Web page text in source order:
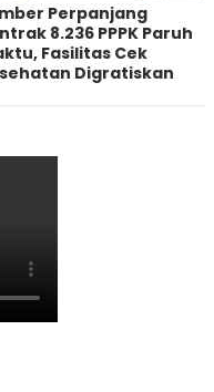
Perpanjang
8.236 PPPK Paruh
Fasilitas Cek
Digratiskan